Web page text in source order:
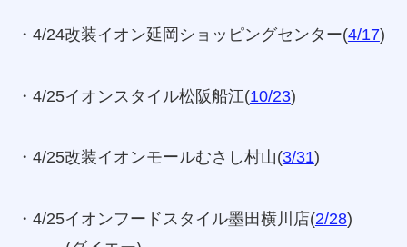
・4/24改装イオン延岡ショッピングセンター(4/17)
・4/25イオンスタイル松阪船江(10/23)
・4/25改装イオンモールむさし村山(3/31)
・4/25イオンフードスタイル墨田横川店(2/28)